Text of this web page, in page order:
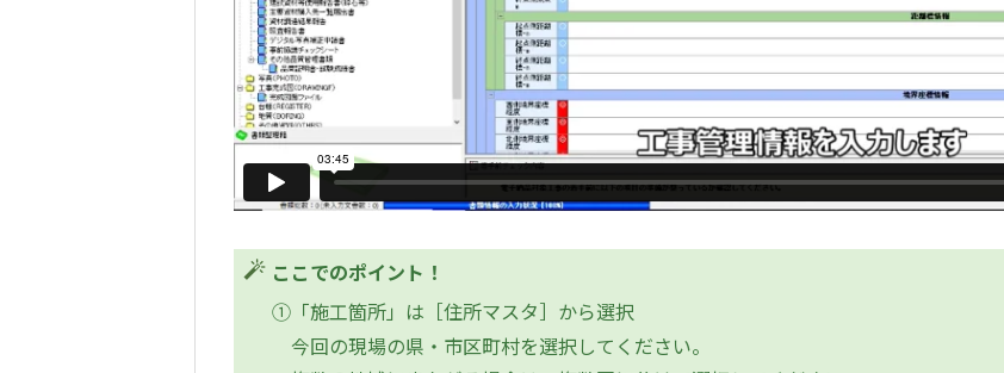
ここでのポイント！
①「施工箇所」は［住所マスタ］から選択
今回の現場の県・市区町村を選択してください。